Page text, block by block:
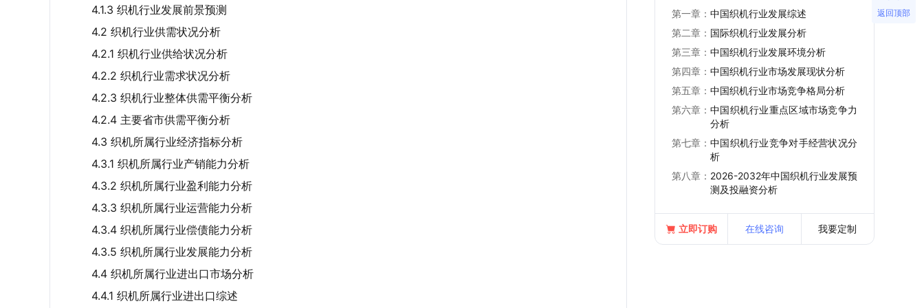
4.1.3 织机行业发展前景预测
4.2 织机行业供需状况分析
4.2.1 织机行业供给状况分析
4.2.2 织机行业需求状况分析
4.2.3 织机行业整体供需平衡分析
4.2.4 主要省市供需平衡分析
4.3 织机所属行业经济指标分析
4.3.1 织机所属行业产销能力分析
4.3.2 织机所属行业盈利能力分析
4.3.3 织机所属行业运营能力分析
4.3.4 织机所属行业偿债能力分析
4.3.5 织机所属行业发展能力分析
4.4 织机所属行业进出口市场分析
4.4.1 织机所属行业进出口综述
第一章： 中国织机行业发展综述
第二章： 国际织机行业发展分析
第三章： 中国织机行业发展环境分析
第四章： 中国织机行业市场发展现状分析
第五章： 中国织机行业市场竞争格局分析
第六章： 中国织机行业重点区域市场竞争力
分析
第七章： 中国织机行业竞争对手经营状况分
析
第八章： 2026-2032年中国织机行业发展预
测及投融资分析
立即订购 在线咨询 我要定制
返回顶部